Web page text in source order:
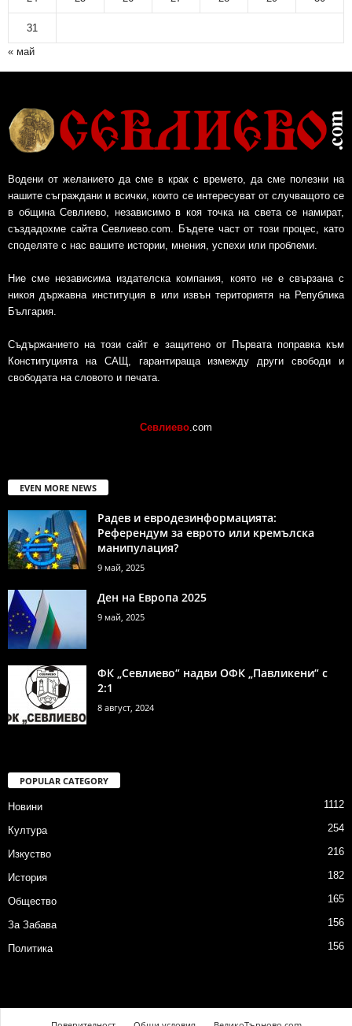
31
« май
Водени от желанието да сме в крак с времето, да сме полезни на
нашите съграждани и всички, които се интересуват от случващото се
в община Севлиево, независимо в коя точка на света се намират,
създадохме сайта Севлиево.com. Бъдете част от този процес, като
споделяте с нас вашите истории, мнения, успехи или проблеми.
Ние сме независима издателска компания, която не е свързана с
никоя държавна институция в или извън териториятя на Република
България.
Съдържанието на този сайт е защитено от Първата поправка към
Конституцията на САЩ, гарантираща измежду други свободи и
свободата на словото и печата.
Севлиево .com
EVEN MORE NEWS
Радев и евродезинформацията:
Референдум за еврото или кремълска
манипулация?
9 май, 2025
Ден на Европа 2025
9 май, 2025
ФК „Севлиево“ надви ОФК „Павликени“ с
2:1
8 август, 2024
POPULAR CATEGORY
Новини 1112
Култура 254
Изкуство 216
История 182
Общество 165
За Забава 156
Политика 156